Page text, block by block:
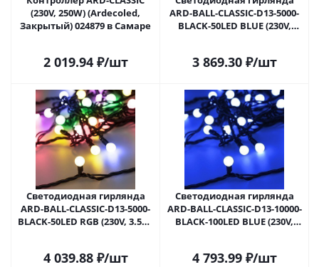
(230V, 250W) (Ardecoled,
Закрытый) 024879 в Самаре
2 019.94₽/шт
ARD-BALL-CLASSIC-D13-5000-
BLACK-50LED BLUE (230V,
3 869.30₽/шт
Светодиодная гирлянда
ARD-BALL-CLASSIC-D13-5000-
BLACK-50LED RGB (230V, 3.5W)
4 039.88₽/шт
Светодиодная гирлянда
ARD-BALL-CLASSIC-D13-10000-
BLACK-100LED BLUE (230V,
4 793.99₽/шт